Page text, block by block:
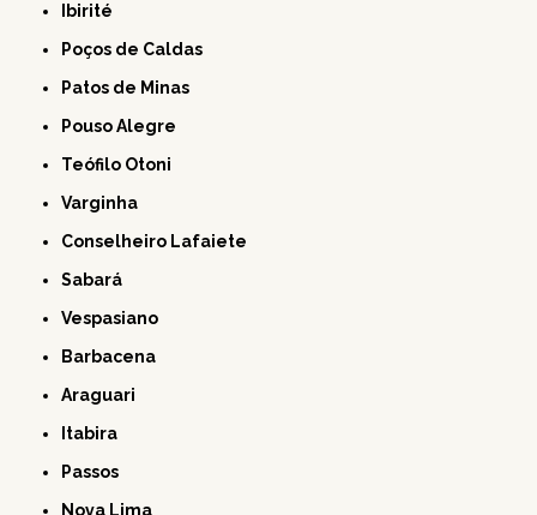
Ibirité
Poços de Caldas
Patos de Minas
Pouso Alegre
Teófilo Otoni
Varginha
Conselheiro Lafaiete
Sabará
Vespasiano
Barbacena
Araguari
Itabira
Passos
Nova Lima